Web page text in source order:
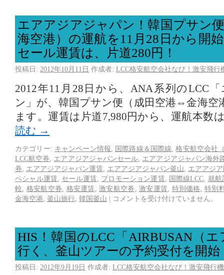
エアアジアジャパン！韓国プサン
海空港）の運航を11月28日から開
セール運賃は、片道280円！
投稿日: 2012年10月11日 作成者: LCC格安航空会社なび！激安飛行
2012年11月28日から、ANA系列のLCC
ン」が、韓国プサン便（成田空港⇔金海空
ます。運賃は片道7,980円から、運航本数
読む →
カテゴリー: キャンペーン情報 国際路線＆国際線 ,格安航空会社
LCC航空券
エアアジアジャパンセール エアアジアジャパン海外
券
エアアジアジャパン運賃 エアアジアジャパン釜山
エアアジ
ペシャル運賃
セール運賃 プロモーション運賃 国際線LCC
就航
較
格安航空券 格安運賃 ,激安航空券 激安運賃 特別価格 ,特別
金海空港 釜山旅行 韓国釜山 | コメントを受け付けていません。
HIS！韓国のLCC「AIRBUSAN（
行く、釜山ツアーの予約受付を開始
投稿日: 2012年9月19日 作成者: LCC格安航空会社なび！激安飛行